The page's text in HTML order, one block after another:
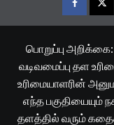
Facebook
பொறுப்பு
வடிவமைப்பு தள
உரிமையாளரின்
எந்த பகுதியையும்
தளத்தில் வரும்